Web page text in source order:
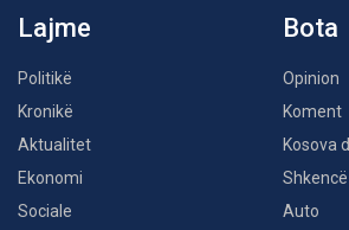
Lajme
Politikë
Kronikë
Aktualitet
Ekonomi
Sociale
Bota
Opinion
Koment
Kosova
Auto